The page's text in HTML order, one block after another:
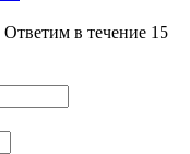
Ответим в течение 15